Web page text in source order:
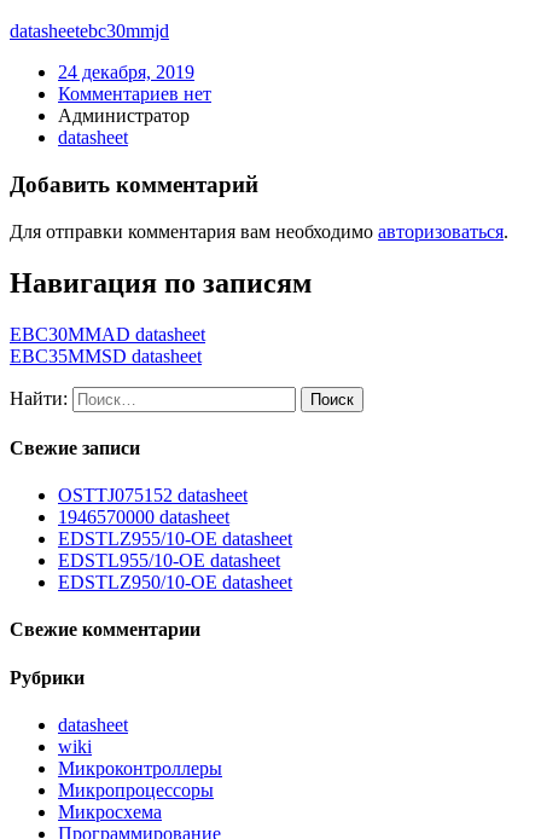
datasheetebc30mmjd
24 декабря, 2019
Комментариев нет
Администратор
datasheet
Добавить комментарий
Для отправки комментария вам необходимо авторизоваться.
Навигация по записям
EBC30MMAD datasheet
EBC35MMSD datasheet
Найти:
Свежие записи
OSTTJ075152 datasheet
1946570000 datasheet
EDSTLZ955/10-OE datasheet
EDSTL955/10-OE datasheet
EDSTLZ950/10-OE datasheet
Свежие комментарии
Рубрики
datasheet
wiki
Микроконтроллеры
Микропроцессоры
Микросхема
Программирование